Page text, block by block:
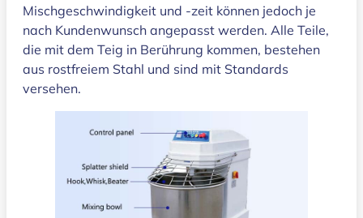
Mischgeschwindigkeit und -zeit können jedoch je
nach Kundenwunsch angepasst werden. Alle Teile,
die mit dem Teig in Berührung kommen, bestehen
aus rostfreiem Stahl und sind mit Standards
versehen.